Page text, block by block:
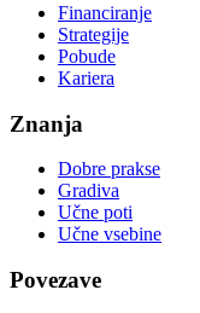
Financiranje
Strategije
Pobude
Kariera
Znanja
Dobre prakse
Gradiva
Učne poti
Učne vsebine
Povezave